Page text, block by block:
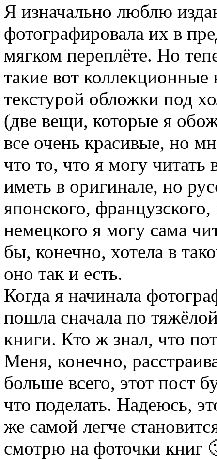
Я изначально люблю
фотографировала их в
мягком переплёте. Но
такие вот коллекционные
текстурой обложки под
(две вещи, которые я
все очень красивые, но
что то, что я могу
иметь в оригинале, но
японского,
немецкого я могу сама
бы, конечно, хотела в
оно так и есть.
Когда я начинала
пошла сначала по
книги. Кто ж знал, что
Меня, конечно,
больше всего, этот пост
что поделать. Надеюсь,
же самой легче
смотрю на фоточки книг